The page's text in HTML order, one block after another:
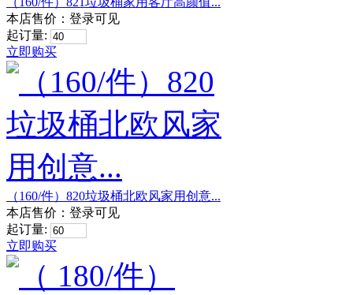
本店售价： 登录可见
起订量:
立即购买
（160/件）820垃圾桶北欧风家用创意...
本店售价： 登录可见
起订量:
立即购买